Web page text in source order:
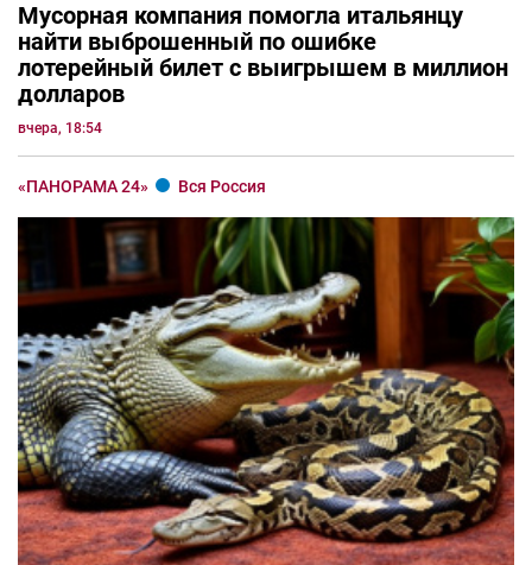
Мусорная компания помогла итальянцу
найти выброшенный по ошибке
лотерейный билет с выигрышем в миллион
долларов
вчера, 18:54
«ПАНОРАМА 24» Вся Россия